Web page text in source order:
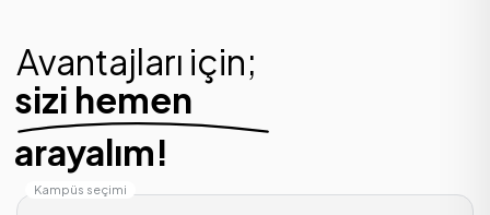
Avantajları için;
sizi hemen
arayalım!
Kampüs seçimi